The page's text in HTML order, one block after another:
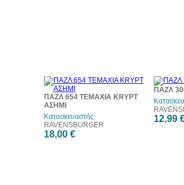
ΠΑΖΛ 654 ΤΕΜΑΧΙΑ KRYPT
ΑΣΗΜΙ
Κατασκευαστής:
RAVENSBURGER
18,00 €
ΠΑΖΛ
12,99